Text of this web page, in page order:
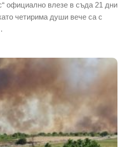
официално влезе в съда 21 дни
четирима души вече са с